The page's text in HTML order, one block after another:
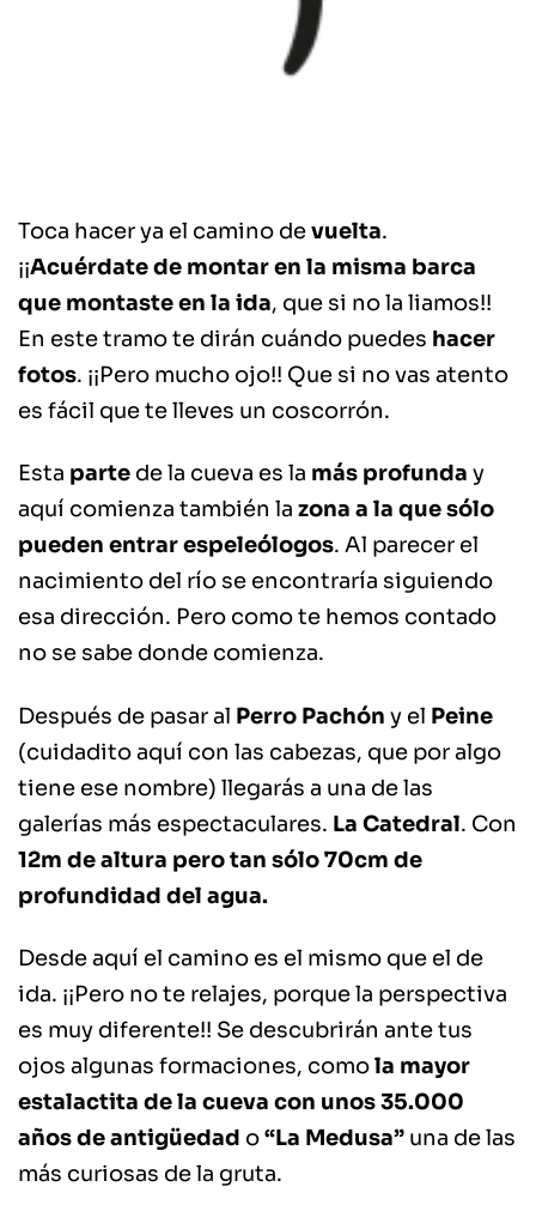
Toca hacer ya el camino devuelta.
¡¡Acuérdate de montar en la misma barca
que montaste en la ida, que si no la liamos!!
En este tramo te dirán cuándo puedes hacer
fotos. ¡¡Pero mucho ojo!! Que si no vas atento
es fácil que te lleves un coscorrón.
Esta parte de la cueva es la más profunda y
aquí comienza también la zona a la que sólo
pueden entrar espeleólogos. Al parecer el
nacimiento del río se encontraría siguiendo
esa dirección. Pero como te hemos contado
no se sabe donde comienza.
Después de pasar al Perro Pachón y el Peine
(cuidadito aquí con las cabezas, que por algo
tiene ese nombre) llegarás a una de las
galerías más espectaculares. La Catedral. Con
12m de altura pero tan sólo 70cm de
profundidad del agua.
Desde aquí el camino es el mismo que el de
ida. ¡¡Pero no te relajes, porque la perspectiva
es muy diferente!! Se descubrirán ante tus
ojos algunas formaciones, comola mayor
estalactita de la cueva con unos 35.000
años de antigüedad o“La Medusa” una de las
más curiosas de la gruta.